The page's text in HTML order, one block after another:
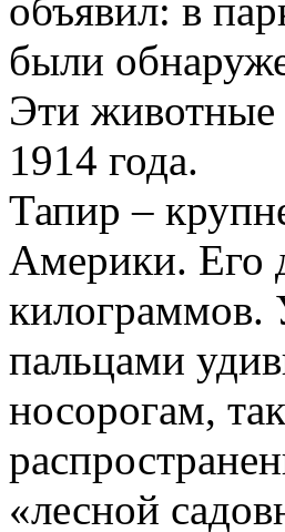
объявил: в
были
Эти животные
1914 года.
Тапир –
Америки. Его
килограммов.
пальцами
носорогам,
«лесной